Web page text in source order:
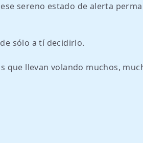
sereno estado de alerta
sólo a tí decidirlo.
que llevan volando muchos,